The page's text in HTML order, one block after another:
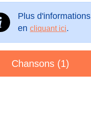
Plus
en cliquant ici.
Chansons (1)